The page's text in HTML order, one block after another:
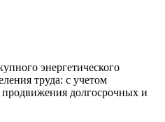
энергетического
труда: с учетом
долгосрочных и